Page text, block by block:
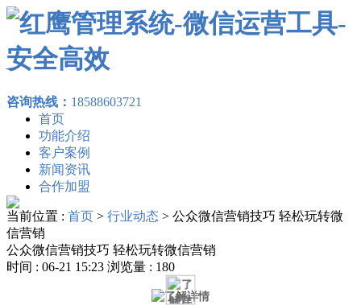
咨询热线： 18588603721
首页
功能介绍
客户案例
新闻资讯
合作加盟
当前位置 : 首页 > 行业动态 > 公众微信营销技巧 轻松玩转微
信营销
公众微信营销技巧 轻松玩转微信营销
时间 : 06-21 15:23 浏览量 : 180